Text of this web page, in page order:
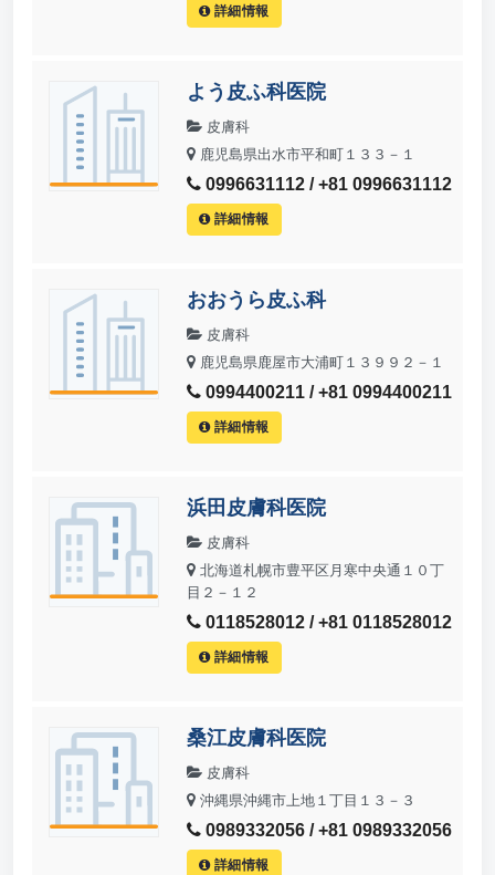
詳細情報
よう皮ふ科医院
皮膚科
鹿児島県出水市平和町１３３－１
0996631112 / +81 0996631112
詳細情報
おおうら皮ふ科
皮膚科
鹿児島県鹿屋市大浦町１３９９２－１
0994400211 / +81 0994400211
詳細情報
浜田皮膚科医院
皮膚科
北海道札幌市豊平区月寒中央通１０丁
目２－１２
0118528012 / +81 0118528012
詳細情報
桑江皮膚科医院
皮膚科
沖縄県沖縄市上地１丁目１３－３
0989332056 / +81 0989332056
詳細情報